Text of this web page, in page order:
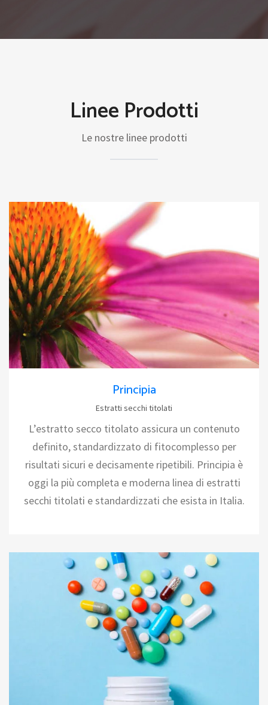
Linee Prodotti
Le nostre linee prodotti
Principia
Estratti secchi titolati
L’estratto secco titolato assicura un contenuto
definito, standardizzato di fitocomplesso per
risultati sicuri e decisamente ripetibili. Principia è
oggi la più completa e moderna linea di estratti
secchi titolati e standardizzati che esista in Italia.